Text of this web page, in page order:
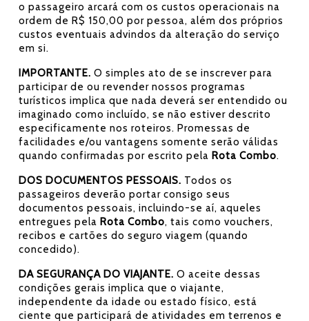
o passageiro arcará com os custos operacionais na
ordem de R$ 150,00 por pessoa, além dos próprios
custos eventuais advindos da alteração do serviço
em si.
IMPORTANTE. O simples ato de se inscrever para
participar de ou revender nossos programas
turísticos implica que nada deverá ser entendido ou
imaginado como incluído, se não estiver descrito
especificamente nos roteiros. Promessas de
facilidades e/ou vantagens somente serão válidas
quando confirmadas por escrito pela Rota Combo.
DOS DOCUMENTOS PESSOAIS. Todos os
passageiros deverão portar consigo seus
documentos pessoais, incluindo-se aí, aqueles
entregues pela Rota Combo, tais como vouchers,
recibos e cartões do seguro viagem (quando
concedido).
DA SEGURANÇA DO VIAJANTE. O aceite dessas
condições gerais implica que o viajante,
independente da idade ou estado físico, está
ciente que participará de atividades em terrenos e